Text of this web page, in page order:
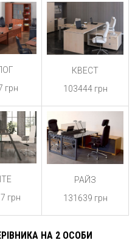
грн
КВЕСТ
103444 грн
грн
РАЙЗ
131639 грн
НА 2 ОСОБИ